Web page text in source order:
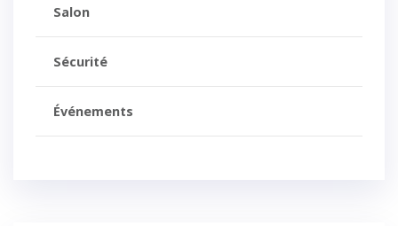
Salon
Sécurité
Événements